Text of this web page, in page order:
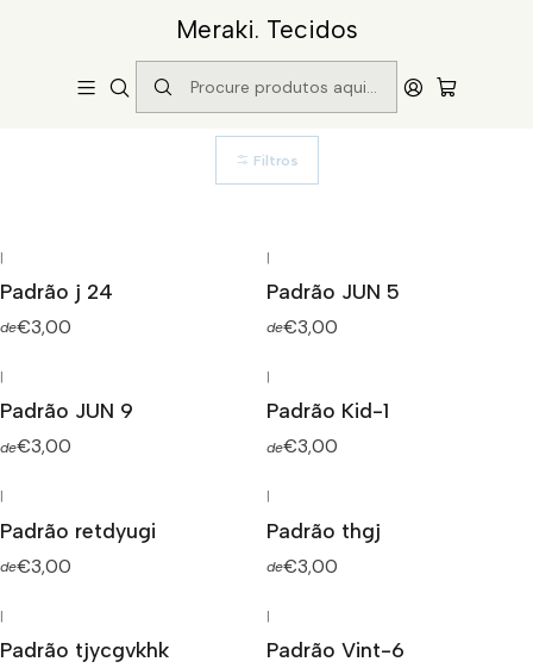
Meraki. Tecidos
Início Lycra
Lycra
Filtros
|
Padrão j 24
de€3,00
|
Padrão JUN 5
de€3,00
|
Padrão JUN 9
de€3,00
|
Padrão Kid-1
de€3,00
|
Padrão retdyugi
de€3,00
|
Padrão thgj
de€3,00
|
Padrão tjycgvkhk
|
Padrão Vint-6